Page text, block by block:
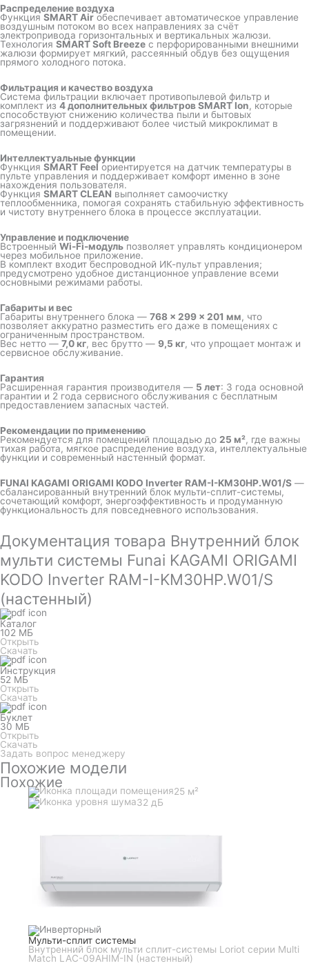
Распределение воздуха
Функция SMART Air обеспечивает автоматическое управление
воздушным потоком во всех направлениях за счёт
электропривода горизонтальных и вертикальных жалюзи.
Технология SMART Soft Breeze с перфорированными внешними
жалюзи формирует мягкий, рассеянный обдув без ощущения
прямого холодного потока.
Фильтрация и качество воздуха
Система фильтрации включает противопылевой фильтр и
комплект из 4 дополнительных фильтров SMART Ion, которые
способствуют снижению количества пыли и бытовых
загрязнений и поддерживают более чистый микроклимат в
помещении.
Интеллектуальные функции
Функция SMART Feel ориентируется на датчик температуры в
пульте управления и поддерживает комфорт именно в зоне
нахождения пользователя.
Функция SMART CLEAN выполняет самоочистку
теплообменника, помогая сохранять стабильную эффективность
и чистоту внутреннего блока в процессе эксплуатации.
Управление и подключение
Встроенный Wi-Fi-модуль позволяет управлять кондиционером
через мобильное приложение.
В комплект входит беспроводной ИК-пульт управления;
предусмотрено удобное дистанционное управление всеми
основными режимами работы.
Габариты и вес
Габариты внутреннего блока — 768 × 299 × 201 мм, что
позволяет аккуратно разместить его даже в помещениях с
ограниченным пространством.
Вес нетто — 7,0 кг, вес брутто — 9,5 кг, что упрощает монтаж и
сервисное обслуживание.
Гарантия
Расширенная гарантия производителя — 5 лет: 3 года основной
гарантии и 2 года сервисного обслуживания с бесплатным
предоставлением запасных частей.
Рекомендации по применению
Рекомендуется для помещений площадью до 25 м², где важны
тихая работа, мягкое распределение воздуха, интеллектуальные
функции и современный настенный формат.
FUNAI KAGAMI ORIGAMI KODO Inverter RAM-I-KM30HP.W01/S —
сбалансированный внутренний блок мульти-сплит-системы,
сочетающий комфорт, энергоэффективность и продуманную
функциональность для повседневного использования.
Документация товара Внутренний блок
мульти системы Funai KAGAMI ORIGAMI
KODO Inverter RAM-I-KM30HP.W01/S
(настенный)
Каталог
102 МБ
Открыть
Скачать
Инструкция
52 МБ
Открыть
Скачать
Буклет
30 МБ
Открыть
Скачать
Задать вопрос менеджеру
Похожие модели
Похожие
25 м²
32 дБ
Мульти-сплит системы
Внутренний блок мульти сплит-системы Loriot серии Multi
Match LAC-09AHIM-IN (настенный)